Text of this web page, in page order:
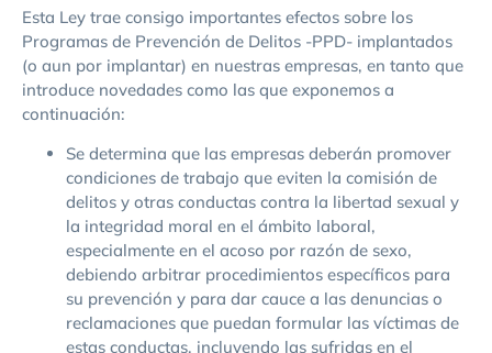
Esta Ley trae consigo importantes efectos sobre los
Programas de Prevención de Delitos -PPD- implantados
(o aun por implantar) en nuestras empresas, en tanto que
introduce novedades como las que exponemos a
continuación:
Se determina que las empresas deberán promover
condiciones de trabajo que eviten la comisión de
delitos y otras conductas contra la libertad sexual y
la integridad moral en el ámbito laboral,
especialmente en el acoso por razón de sexo,
debiendo arbitrar procedimientos específicos para
su prevención y para dar cauce a las denuncias o
reclamaciones que puedan formular las víctimas de
estas conductas, incluyendo las sufridas en el